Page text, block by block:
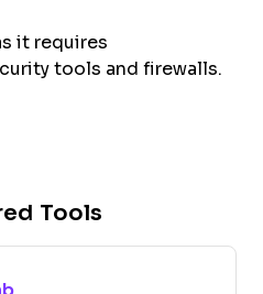
it requires
tools and firewalls.
Tools